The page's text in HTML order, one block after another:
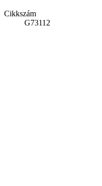
Cikkszám
G73112